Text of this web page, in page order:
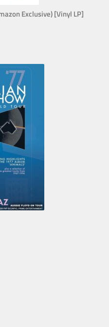
Exclusive) [Vinyl LP]